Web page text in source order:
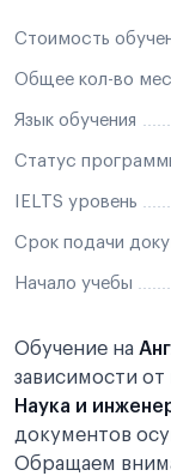
Стоимость
Общее кол-во
Язык обучения
Статус
IELTS уровень
Срок подачи
Начало учебы
Обучение на
зависимости от
Наука и
документов
Обращаем